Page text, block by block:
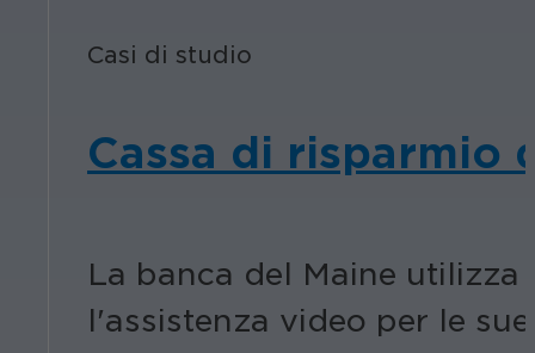
Casi di studio
Cassa di risparmio
La banca del Maine
l'assistenza video per le